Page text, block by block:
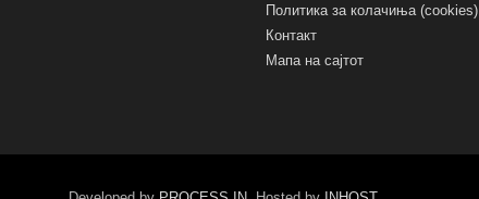
Политика за колачиња (cookies)
Контакт
Мапа на сајтот